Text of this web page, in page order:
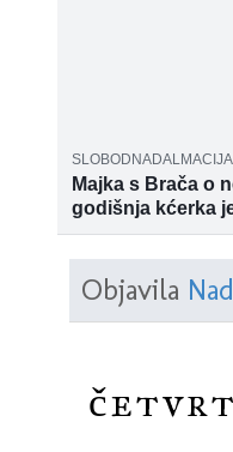
Majka s Brača o
godišnja kćerka
koljeno na
susjedi: Čuli smo
Tog dana u 15 sati
pokrenuo se slijed
Objavila